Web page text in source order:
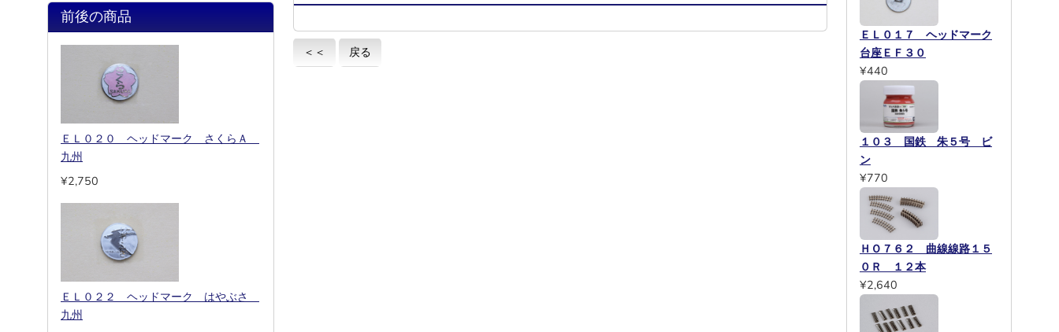
＜＜ 戻る
ＥＬ０１７ ヘッドマーク
台座ＥＦ３０
¥440
１０３ 国鉄 朱５号 ビ
ン
¥770
ＨＯ７６２ 曲線線路１５
０Ｒ １２本
¥2,640
前後の商品
ＥＬ０２０ ヘッドマーク さくらＡ
九州
¥2,750
ＥＬ０２２ ヘッドマーク はやぶさ
九州